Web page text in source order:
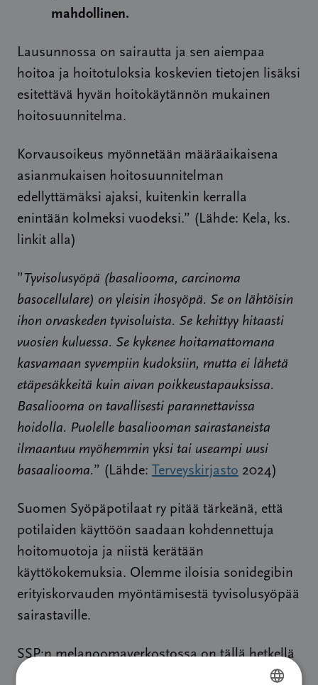
mahdollinen.
Lausunnossa on sairautta ja sen aiempaa
hoitoa ja hoitotuloksia koskevien tietojen lisäksi
esitettävä hyvän hoitokäytännön mukainen
hoitosuunnitelma.
Korvausoikeus myönnetään määräaikaisena
asianmukaisen hoitosuunnitelman
edellyttämäksi ajaksi, kuitenkin kerralla
enintään kolmeksi vuodeksi.” (Lähde: Kela, ks.
linkit alla)
” Tyvisolusyöpä (basaliooma, carcinoma
basocellulare) on yleisin ihosyöpä. Se on lähtöisin
ihon orvaskeden tyvisoluista. Se kehittyy hitaasti
vuosien kuluessa. Se kykenee hoitamattomana
kasvamaan syvempiin kudoksiin, mutta ei lähetä
etäpesäkkeitä kuin aivan poikkeustapauksissa.
Basaliooma on tavallisesti parannettavissa
hoidolla. Puolelle basaliooman sairastaneista
ilmaantuu myöhemmin yksi tai useampi uusi
basaaliooma.” (Lähde: Terveyskirjasto 2024)
Suomen Syöpäpotilaat ry pitää tärkeänä, että
potilaiden käyttöön saadaan kohdennettuja
hoitomuotoja ja niistä kerätään
käyttökokemuksia. Olemme iloisia sonidegibin
erityiskorvauden myöntämisestä tyvisolusyöpää
sairastaville.
SSP:n melanoomaverkostossa on tällä hetkellä
1339 potilasta tai heidän läheistään. Ryhmä on